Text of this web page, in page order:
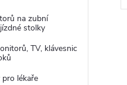
na zubní
stolky
TV, klávesnic
lékaře